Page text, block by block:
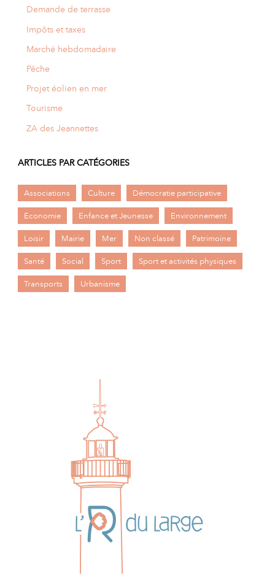
Demande de terrasse
Impôts et taxes
Marché hebdomadaire
Pêche
Projet éolien en mer
Tourisme
ZA des Jeannettes
ARTICLES PAR CATÉGORIES
Associations Culture Démocratie participative
Economie Enfance et Jeunesse Environnement
Loisir Mairie Mer Non classé Patrimoine
Santé Social Sport Sport et activités physiques
Transports Urbanisme